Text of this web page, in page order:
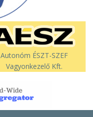
Autonóm ÉSZT-SZEF
Vagyonkezelő Kft.